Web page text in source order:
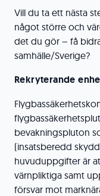
Vill du ta ett nästa
något större och
det du gör – få
samhälle/Sverige?
Rekryterande
bevakningspluton
(insatsberedd
huvuduppgifter är
värnpliktiga samt
försvar mot